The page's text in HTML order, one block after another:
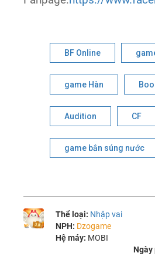
BF Online
game Hàn
Audition CF
game bắn súng nước
Thể loại: Nhập vai
NPH: Dzogame
Hệ máy: MOBI
Ngày